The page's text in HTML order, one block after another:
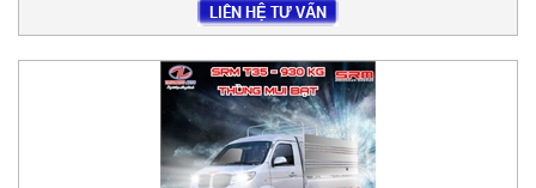
LIÊN HỆ TƯ VẤN